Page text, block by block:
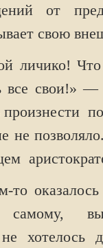
от
свою
личико!
все свои!» —
произнести
не
то
самому,
хотелось